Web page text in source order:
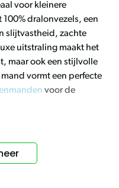
voor kleinere
dralonvezels, een
slijtvastheid, zachte
uitstraling maakt het
maar ook een stijlvolle
vormt een perfecte
voor de